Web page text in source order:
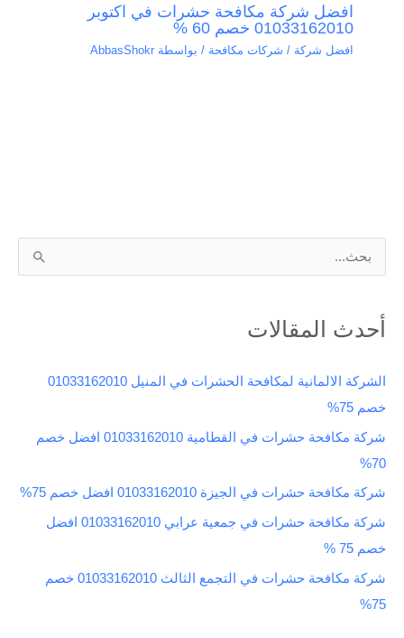
افضل شركة مكافحة حشرات في اكتوبر
01033162010 خصم 60 %
افضل شركة / شركات مكافحة / بواسطة AbbasShokr
ب
ح
:
أحدث المقالات
الشركة الالمانية لمكافحة الحشرات في المنيل 01033162010
خصم 75%
شركة مكافحة حشرات في القطامية 01033162010 افضل خصم
70%
شركة مكافحة حشرات في الجيزة 01033162010 افضل خصم 75%
شركة مكافحة حشرات في جمعية عرابي 01033162010 افضل
خصم 75 %
شركة مكافحة حشرات في التجمع الثالث 01033162010 خصم
75%